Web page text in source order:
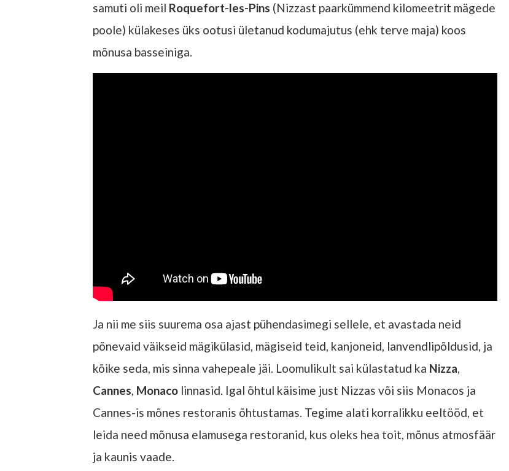
samuti oli meil Roquefort-les-Pins (Nizzast paarkümmend kilomeetrit mägede
poole) külakeses üks ootusi ületanud kodumajutus (ehk terve maja) koos
mõnusa basseiniga.
Ja nii me siis suurema osa ajast pühendasimegi sellele, et avastada neid
põnevaid väikseid mägikülasid, mägiseid teid, kanjoneid, lanvendlipõldusid, ja
kõike seda, mis sinna vahepeale jäi. Loomulikult sai külastatud ka Nizza,
Cannes, Monacolinnasid. Igal õhtul käisime just Nizzas või siis Monacos ja
Cannes-is mõnes restoranis õhtustamas. Tegime alati korralikku eeltööd, et
leida need mõnusa elamusega restoranid, kus oleks hea toit, mõnus atmosfäär
ja kaunis vaade.